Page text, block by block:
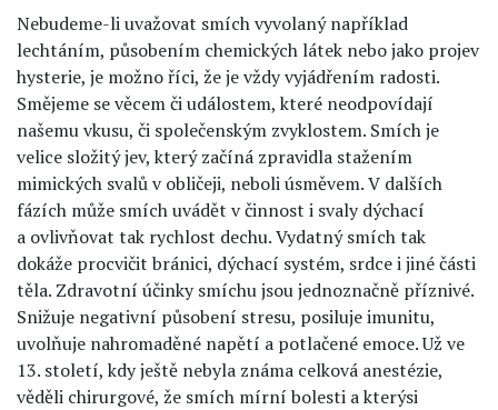
Nebudeme-li uvažovat smích vyvolaný například
lechtáním, působením chemických látek nebo jako projev
hysterie, je možno říci, že je vždy vyjádřením radosti.
Smějeme se věcem či událostem, které neodpovídají
našemu vkusu, či společenským zvyklostem. Smích je
velice složitý jev, který začíná zpravidla stažením
mimických svalů v obličeji, neboli úsměvem. V dalších
fázích může smích uvádět v činnost i svaly dýchací
a ovlivňovat tak rychlost dechu. Vydatný smích tak
dokáže procvičit bránici, dýchací systém, srdce i jiné části
těla. Zdravotní účinky smíchu jsou jednoznačně příznivé.
Snižuje negativní působení stresu, posiluje imunitu,
uvolňuje nahromaděné napětí a potlačené emoce. Už ve
13. století, kdy ještě nebyla známa celková anestézie,
věděli chirurgové, že smích mírní bolesti a kterýsi